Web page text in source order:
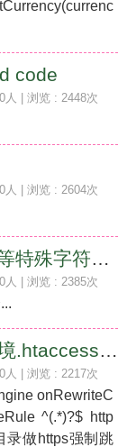
code
人 | 浏览 : 2448次
人 | 浏览 : 2604次
特殊符号，大于或等于号等特殊字符大全
人 | 浏览 : 2385次
KANGLE环境APACHE环境.htaccess伪静态应用范例
人 | 浏览 : 2217次
onRewriteC
^(.*)?$ http
录做https强制跳